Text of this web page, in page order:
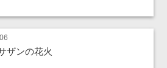
ザンの花火